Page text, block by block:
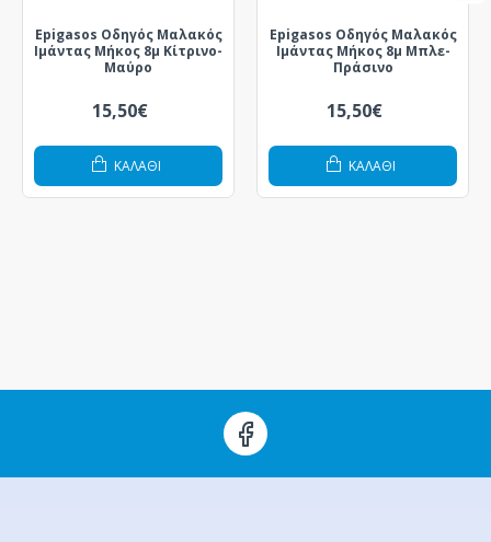
Epigasos Οδηγός Μαλακός
Ιμάντας Μήκος 8μ Κίτρινο-
Μαύρο
15,50€
ΚΑΛΆΘΙ
Epigasos Οδηγός Μαλακός
Ιμάντας Μήκος 8μ Μπλε-
Πράσινο
15,50€
ΚΑΛΆΘΙ